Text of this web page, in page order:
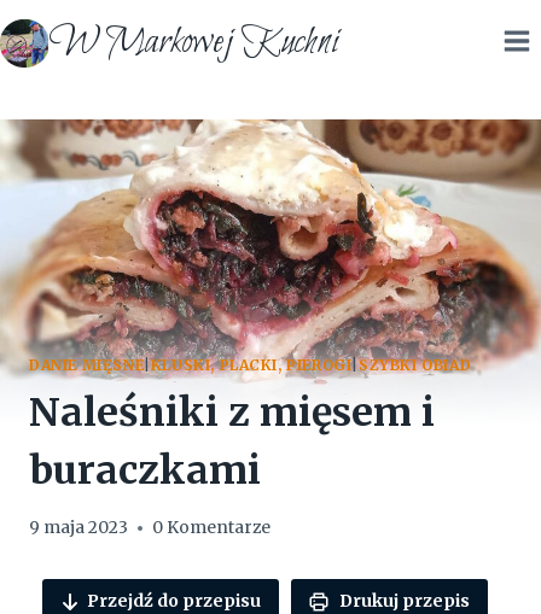
Przejdź
do
W Markowej Kuchni
DANIE MIĘSNE|KLUSKI, PLACKI, PIEROGI|SZYBKI OBIAD
Naleśniki z mięsem i
buraczkami
9 maja 2023 0 Komentarze
Przejdź do przepisu Drukuj przepis